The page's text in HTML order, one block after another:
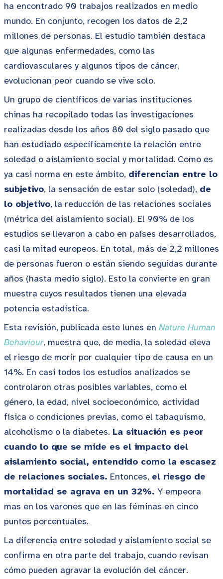
ha encontrado 90 trabajos realizados en medio
mundo. En conjunto, recogen los datos de 2,2
millones de personas. El estudio también destaca
que algunas enfermedades, como las
cardiovasculares y algunos tipos de cáncer,
evolucionan peor cuando se vive solo.
Un grupo de científicos de varias instituciones
chinas ha recopilado todas las investigaciones
realizadas desde los años 80 del siglo pasado que
han estudiado específicamente la relación entre
soledad o aislamiento social y mortalidad. Como es
ya casi norma en este ámbito, diferencian entre lo
subjetivo, la sensación de estar solo (soledad), de
lo objetivo, la reducción de las relaciones sociales
(métrica del aislamiento social). El 90% de los
estudios se llevaron a cabo en países desarrollados,
casi la mitad europeos. En total, más de 2,2 millones
de personas fueron o están siendo seguidas durante
años (hasta medio siglo). Esto la convierte en gran
muestra cuyos resultados tienen una elevada
potencia estadística.
Esta revisión, publicada este lunes en Nature Human
Behaviour, muestra que, de media, la soledad eleva
el riesgo de morir por cualquier tipo de causa en un
14%. En casi todos los estudios analizados se
controlaron otras posibles variables, como el
género, la edad, nivel socioeconómico, actividad
física o condiciones previas, como el tabaquismo,
alcoholismo o la diabetes. La situación es peor
cuando lo que se mide es el impacto del
aislamiento social, entendido como la escasez
de relaciones sociales. Entonces, el riesgo de
mortalidad se agrava en un 32%. Y empeora
mas en los varones que en las féminas en cinco
puntos porcentuales.
La diferencia entre soledad y aislamiento social se
confirma en otra parte del trabajo, cuando revisan
cómo pueden agravar la evolución del cáncer.